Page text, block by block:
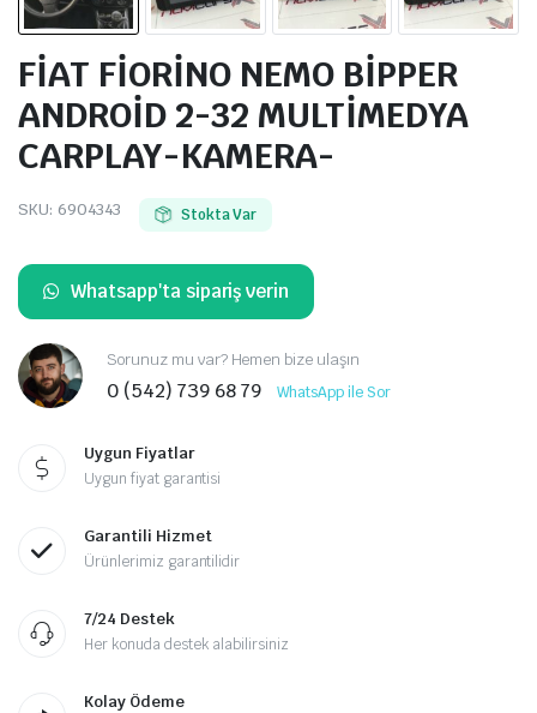
FİAT FİORİNO NEMO BİPPER
ANDROİD 2-32 MULTİMEDYA
CARPLAY-KAMERA-
SKU: 6904343 Stokta Var
Whatsapp'ta sipariş verin
Sorunuz mu var? Hemen bize ulaşın
0 (542) 739 68 79 WhatsApp ile Sor
Uygun Fiyatlar
Uygun fiyat garantisi
Garantili Hizmet
Ürünlerimiz garantilidir
7/24 Destek
Her konuda destek alabilirsiniz
Kolay Ödeme